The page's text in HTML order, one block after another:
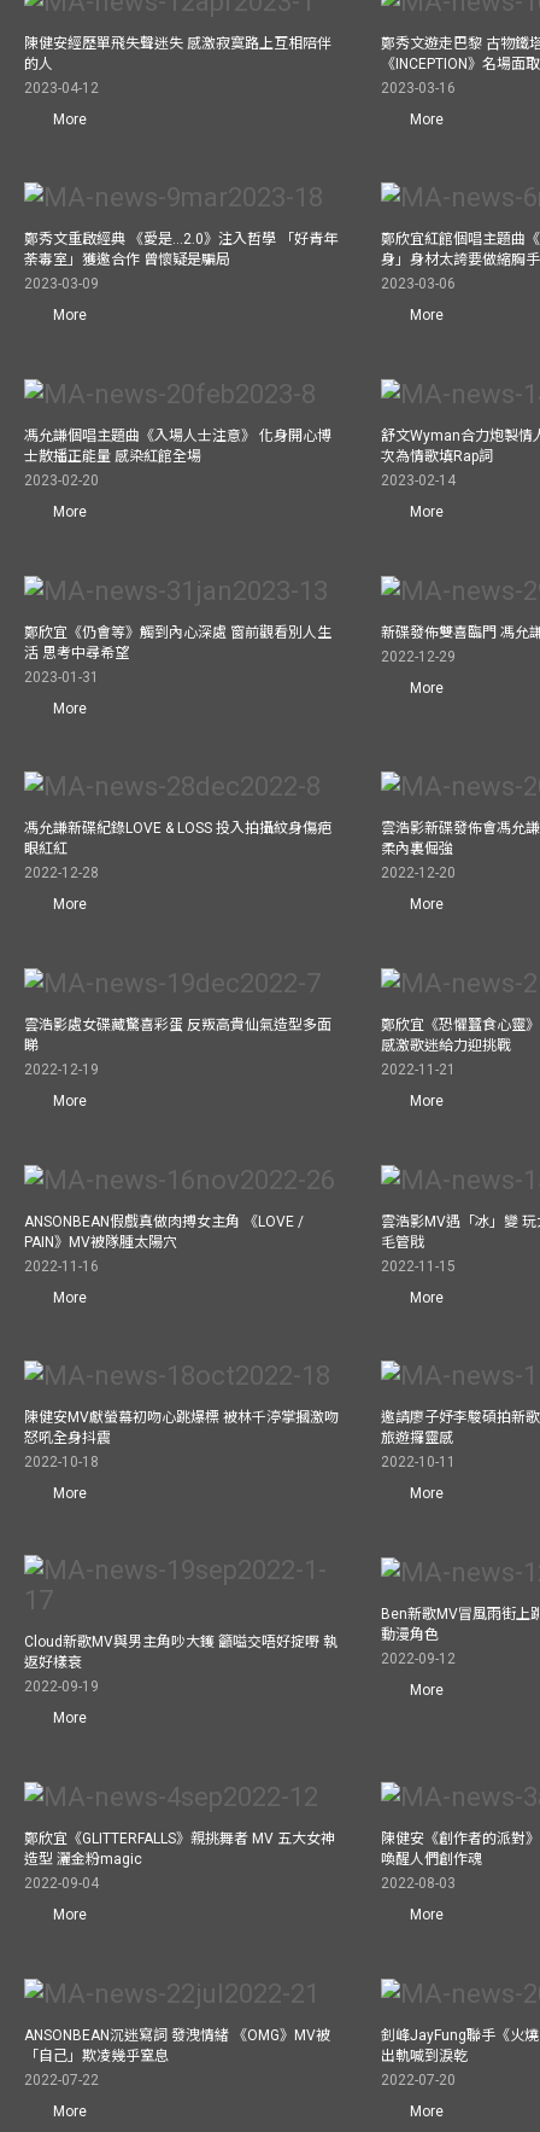
陳健安經歷單飛失聲迷失 感激寂寞路上互相陪伴
的人
2023-04-12
More
鄭秀文遊走巴黎 古物鐵
《INCEPTION》名場面
2023-03-16
More
鄭秀文重啟經典 《愛是...2.0》注入哲學 「好青年
荼毒室」獲邀合作 曾懷疑是騙局
2023-03-09
More
鄭欣宜紅館個唱主題曲
身」身材太誇要做縮胸
2023-03-06
More
馮允謙個唱主題曲《入場人士注意》 化身開心博
士散播正能量 感染紅館全場
2023-02-20
More
舒文Wyman合力炮製情
次為情歌填Rap詞
2023-02-14
More
鄭欣宜《仍會等》觸到內心深處 窗前觀看別人生
活 思考中尋希望
2023-01-31
More
新碟發佈雙喜臨門 馮允
2022-12-29
More
馮允謙新碟紀錄LOVE & LOSS 投入拍攝紋身傷疤
眼紅紅
2022-12-28
More
雲浩影新碟發佈會馮允
柔內裏倔強
2022-12-20
More
雲浩影處女碟藏驚喜彩蛋 反叛高貴仙氣造型多面
睇
2022-12-19
More
鄭欣宜《恐懼蠶食心靈
感激歌迷給力迎挑戰
2022-11-21
More
ANSONBEAN假戲真做肉搏女主角 《LOVE /
PAIN》MV被隊腫太陽穴
2022-11-16
More
雲浩影MV遇「冰」變
毛管戙
2022-11-15
More
陳健安MV獻螢幕初吻心跳爆標 被林千渟掌摑激吻
怒吼全身抖震
2022-10-18
More
邀請廖子妤李駿碩拍新
旅遊攞靈感
2022-10-11
More
Cloud新歌MV與男主角吵大鑊 籲嗌交唔好掟嘢 執
返好樣衰
2022-09-19
More
Ben新歌MV冒風雨街上
動漫角色
2022-09-12
More
鄭欣宜《GLITTERFALLS》親挑舞者 MV 五大女神
造型 灑金粉magic
2022-09-04
More
陳健安《創作者的派對
喚醒人們創作魂
2022-08-03
More
ANSONBEAN沉迷寫詞 發洩情緒 《OMG》MV被
「自己」欺凌幾乎窒息
2022-07-22
More
釗峰JayFung聯手《火
出軌喊到淚乾
2022-07-20
More